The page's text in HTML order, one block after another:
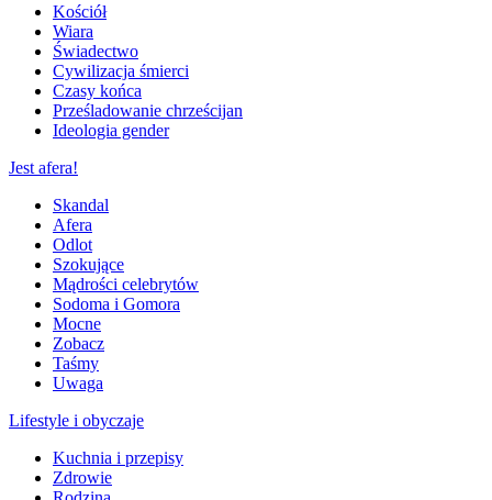
Kościół
Wiara
Świadectwo
Cywilizacja śmierci
Czasy końca
Prześladowanie chrześcijan
Ideologia gender
Jest afera!
Skandal
Afera
Odlot
Szokujące
Mądrości celebrytów
Sodoma i Gomora
Mocne
Zobacz
Taśmy
Uwaga
Lifestyle i obyczaje
Kuchnia i przepisy
Zdrowie